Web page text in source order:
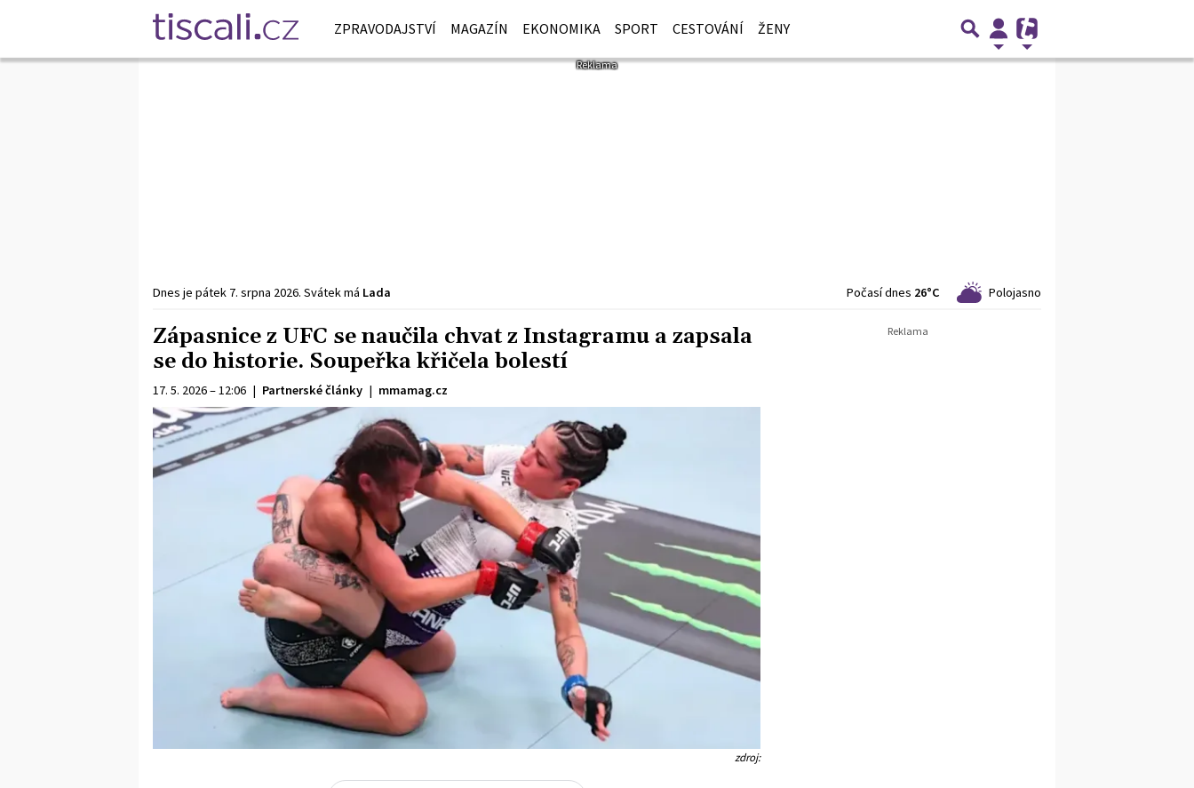
ZPRAVODAJSTVÍ MAGAZÍN EKONOMIKA SPORT CESTOVÁNÍ ŽENY
Dnes je pátek 7. srpna 2026. Svátek má Lada Počasí dnes 26°C Polojasno
Zápasnice z UFC se naučila chvat z Instagramu a zapsala
se do historie. Soupeřka křičela bolestí
17. 5. 2026 – 12:06 | Partnerské články | mmamag.cz
zdroj: